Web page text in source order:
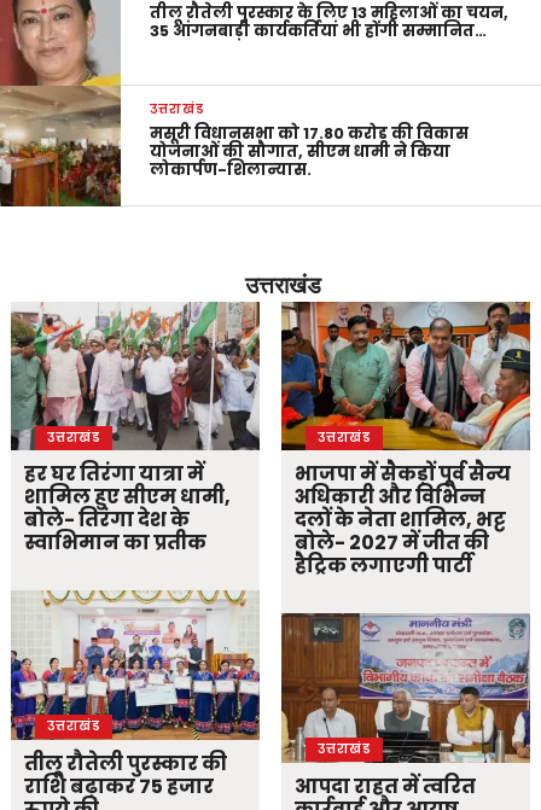
तीलू रौतेली पुरस्कार के लिए 13 महिलाओं का चयन,
35 आंगनबाड़ी कार्यकर्तियां भी होंगी सम्मानित…
उत्तराखंड
मसूरी विधानसभा को 17.80 करोड़ की विकास
योजनाओं की सौगात, सीएम धामी ने किया
लोकार्पण-शिलान्यास.
उत्तराखंड
उत्तराखंड
हर घर तिरंगा यात्रा में
शामिल हुए सीएम धामी,
बोले- तिरंगा देश के
स्वाभिमान का प्रतीक
उत्तराखंड
तीलू रौतेली पुरस्कार की
राशि बढ़ाकर 75 हजार
उत्तराखंड
भाजपा में सैकड़ों पूर्व सैन्य
अधिकारी और विभिन्न
दलों के नेता शामिल, भट्ट
बोले- 2027 में जीत की
हैट्रिक लगाएगी पार्टी
उत्तराखंड
आपदा राहत में त्वरित